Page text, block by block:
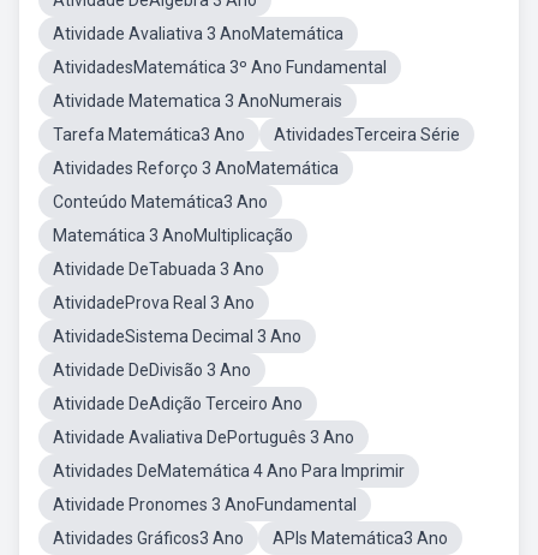
Atividade Avaliativa 3 AnoMatemática
AtividadesMatemática 3º Ano Fundamental
Atividade Matematica 3 AnoNumerais
Tarefa Matemática3 Ano
AtividadesTerceira Série
Atividades Reforço 3 AnoMatemática
Conteúdo Matemática3 Ano
Matemática 3 AnoMultiplicação
Atividade DeTabuada 3 Ano
AtividadeProva Real 3 Ano
AtividadeSistema Decimal 3 Ano
Atividade DeDivisão 3 Ano
Atividade DeAdição Terceiro Ano
Atividade Avaliativa DePortuguês 3 Ano
Atividades DeMatemática 4 Ano Para Imprimir
Atividade Pronomes 3 AnoFundamental
Atividades Gráficos3 Ano
APIs Matemática3 Ano